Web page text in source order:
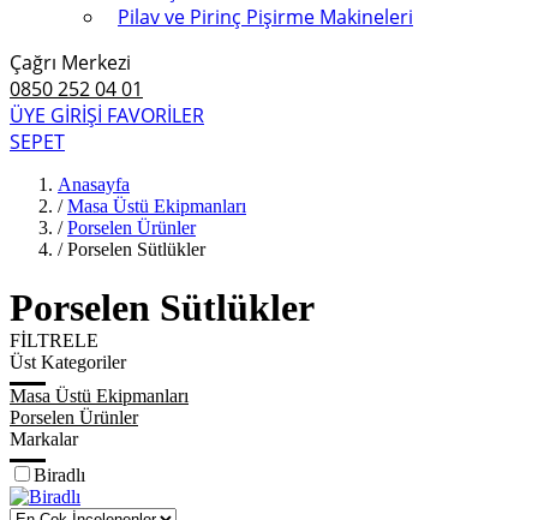
Pilav ve Pirinç Pişirme Makineleri
Çağrı Merkezi
0850 252 04 01
ÜYE GİRİŞİ FAVORİLER
SEPET
Anasayfa
/ Masa Üstü Ekipmanları
/ Porselen Ürünler
/ Porselen Sütlükler
Porselen Sütlükler
FİLTRELE
Üst Kategoriler
Masa Üstü Ekipmanları
Porselen Ürünler
Markalar
Biradlı